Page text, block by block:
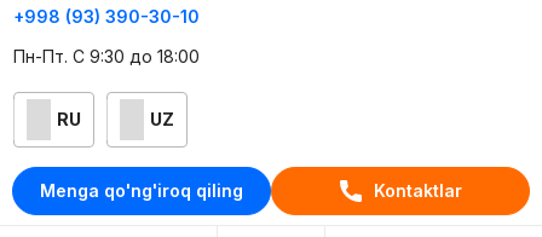
Menga qo'ng'iroq qiling Kontaktlar
+998 (93) 390-30-10
Пн-Пт. С 9:30 до 18:00
RU UZ
Kontaktlar